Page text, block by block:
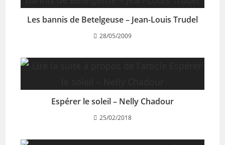
Les bannis de Betelgeuse – Jean-Louis Trudel
28/05/2009
Espérer le soleil – Nelly Chadour
25/02/2018